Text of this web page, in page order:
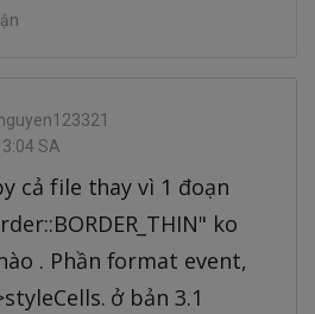
SA
cả file thay vì 1 đoạn
ko
. Phần format event,
ở bản 3.1